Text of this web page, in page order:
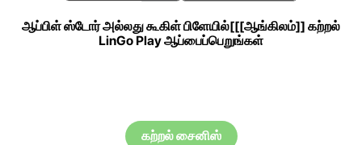
ஆப்பிள் ஸ்டோர் அல்லது கூகிள் பிளேயில்[[[ஆங்கிலம்]] கற்றல்
LinGo Play ஆப்பைப்பெறுங்கள்
கற்றல் சைனிஸ்